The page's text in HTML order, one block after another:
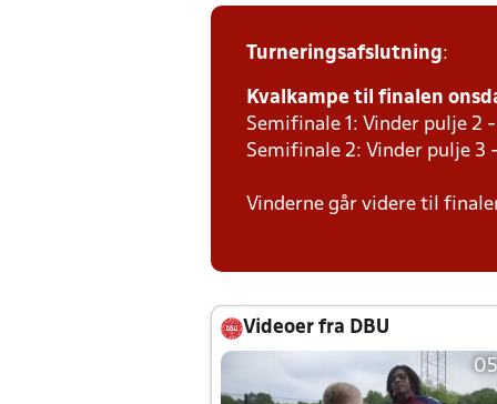
Turneringsafslutning:
Kvalkampe til finalen
Semifinale 1: Vinder pulje 2 -
Semifinale 2: Vinder pulje 3
Vinderne går videre til
Videoer fra DBU